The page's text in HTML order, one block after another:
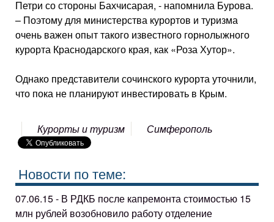
Петри со стороны Бахчисарая, - напомнила Бурова.
– Поэтому для министерства курортов и туризма
очень важен опыт такого известного горнолыжного
курорта Краснодарского края, как «Роза Хутор».
Однако представители сочинского курорта уточнили,
что пока не планируют инвестировать в Крым.
Курорты и туризм Симферополь
Новости по теме:
07.06.15 - В РДКБ после капремонта стоимостью 15
млн рублей возобновило работу отделение